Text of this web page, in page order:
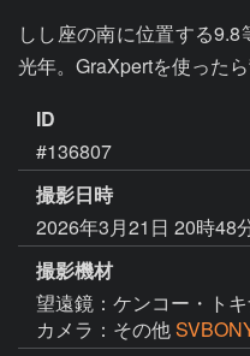
しし座の南に位置する
光年。GraXpertを使った
ID
#136807
撮影日時
2026年3月21日 20時48
撮影機材
望遠鏡：ケンコー・ト
カメラ：その他